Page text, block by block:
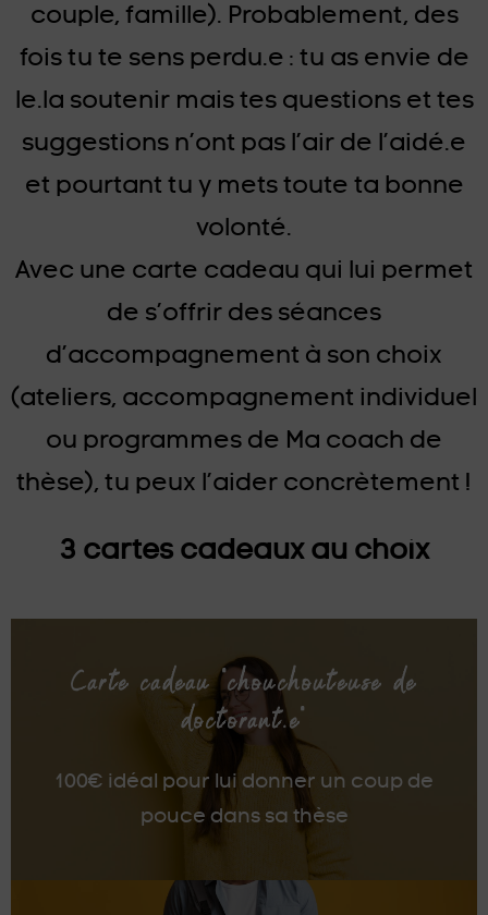
couple, famille). Probablement, des
fois tu te sens perdu.e : tu as envie de
le.la soutenir mais tes questions et tes
suggestions n’ont pas l’air de l’aidé.e
et pourtant tu y mets toute ta bonne
volonté.
Avec une carte cadeau qui lui permet
de s’offrir des séances
d’accompagnement à son choix
(ateliers, accompagnement individuel
ou programmes de Ma coach de
thèse), tu peux l’aider concrètement !
3 cartes cadeaux au choix
Carte cadeau "chouchouteuse de
doctorant.e"
100€ idéal pour lui donner un coup de
pouce dans sa thèse